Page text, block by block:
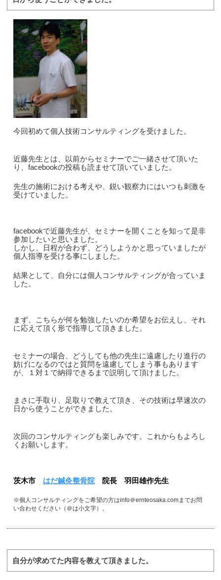
今回初めて個人技術コンサルティングを受けました。
近藤先生とは、以前からセミナーでご一緒させて頂いた
り、facebookの投稿も読ませて頂いていました。
先生の施術における考えや、鋭い観察力にはいつも刺激を
受けていました。
facebookで近藤先生が、セミナーを開くことを知って是非
参加したいと思いました。
しかし、日程が合わず、どうしようかと思っていましたが
個人指導を受ける事にしました。
結果として、自分には個人コンサルティングが合っていま
した。
まず、こちらが何を勉強したいのか希望をお伝えし、それ
に応えて頂く形で指導して頂きました。
セミナーの場合、どうしても他の先生に遠慮したり進行の
妨げになるのではと質問を遠慮してしまう事もあります
が、１対１で納得できるまで説明して頂けました。
まさに手取り、足取りで教えて頂き、その技術は早速次の
日から使うことができました。
次回のコンサルティングも楽しみです。これからもよろし
くお願いします。
茨木市 はだ鍼灸整骨院院長 羽田雄作先生
※個人コンサルティングをご希望の方はinfo＠ernteosaka.comまでお問
い合わせください（＠は小文字）。
自分が求めてた内容を教えて頂きました。